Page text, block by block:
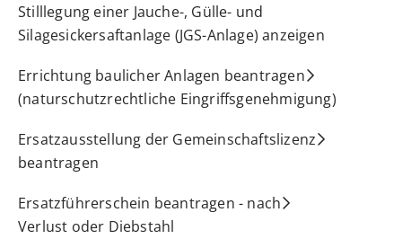
Stilllegung einer Jauche-, Gülle- und
Silagesickersaftanlage (JGS-Anlage) anzeigen
Errichtung baulicher Anlagen beantragen
(naturschutzrechtliche Eingriffsgenehmigung)
Ersatzausstellung der Gemeinschaftslizenz
beantragen
Ersatzführerschein beantragen - nach
Verlust oder Diebstahl